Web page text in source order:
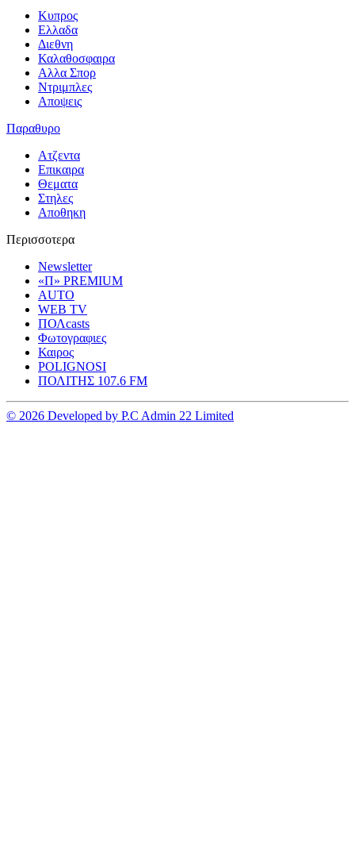
Κυπρος
Ελλαδα
Διεθνη
Καλαθοσφαιρα
Αλλα Σπορ
Ντριμπλες
Αποψεις
Παραθυρο
Ατζεντα
Επικαιρα
Θεματα
Στηλες
Αποθηκη
Περισσοτερα
Newsletter
«Π» PREMIUM
AUTO
WEB TV
ΠΟΛcasts
Φωτογραφιες
Καιρος
POLIGNOSI
ΠΟΛΙΤΗΣ 107.6 FM
© 2026 Developed by P.C Admin 22 Limited